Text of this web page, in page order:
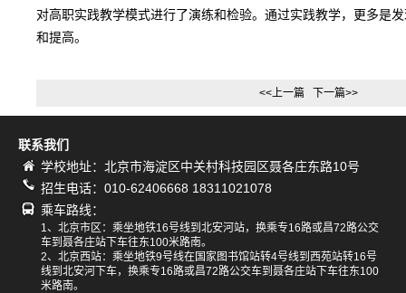
对高职实践教学模式进行了演练和检验。 通过实践教学，更多是
和提高。
<<上一篇 下一篇>>
联系我们
学校地址：北京市海淀区中关村科技园区聂各庄东路10号
招生电话：010-62406668 18311021078
乘车路线：
1、北京市区：乘坐地铁16号线到北安河站，换乘专16路或昌72路公交
车到聂各庄站下车往东100米路南。
2、北京西站：乘坐地铁9号线在国家图书馆站转4号线到西苑站转16号
线到北安河下车，换乘专16路或昌72路公交车到聂各庄站下车往东100
米路南。